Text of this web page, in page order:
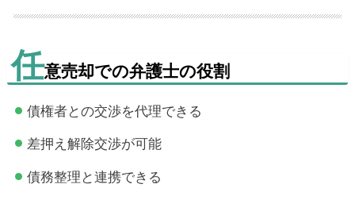
任意売却での弁護士の役割
債権者との交渉を代理できる
差押え解除交渉が可能
債務整理と連携できる